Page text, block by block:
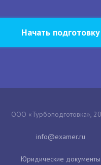
Начать подготовку
ООО «Турбоподготовка»,
Юридические документы